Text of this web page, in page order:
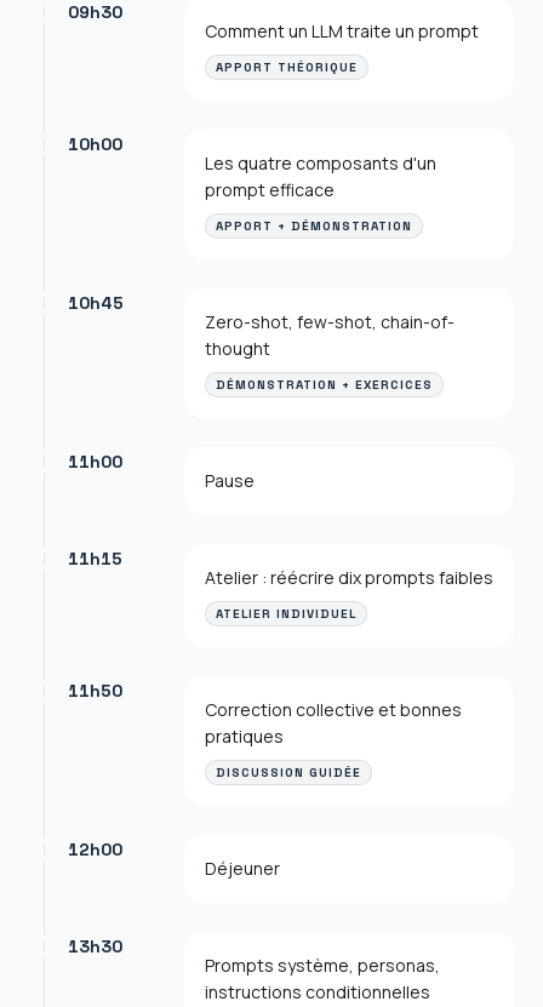
09h30
Comment un LLM traite un prompt
APPORT THÉORIQUE
10h00
Les quatre composants d'un
prompt efficace
APPORT + DÉMONSTRATION
10h45
Zero-shot, few-shot, chain-of-
thought
DÉMONSTRATION + EXERCICES
11h00
Pause
11h15
Atelier : réécrire dix prompts faibles
ATELIER INDIVIDUEL
11h50
Correction collective et bonnes
pratiques
DISCUSSION GUIDÉE
12h00
Déjeuner
13h30
Prompts système, personas,
instructions conditionnelles